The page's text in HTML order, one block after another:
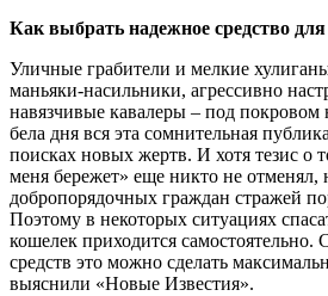
Как выбрать надежное средство
Уличные грабители и мелкие
маньяки-насильники, агрессивно
навязчивые кавалеры – под покровом
бела дня вся эта сомнительная
поисках новых жертв. И хотя тезис о
меня бережет» еще никто не отменял,
добропорядочных граждан стражей
Поэтому в некоторых ситуациях
кошелек приходится
средств это можно сделать
выяснили «Новые Известия».